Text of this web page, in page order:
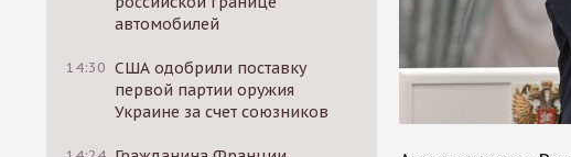
автомобилей
14:30 США одобрили поставку
первой партии оружия
Украине за счет союзников